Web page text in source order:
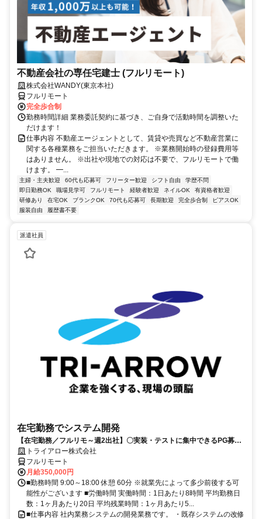
不動産会社の専任宅建士 (フルリモート)
株式会社WANDY(東京本社)
フルリモート
完全歩合制
勤務時間詳細 業務委託契約に基づき、ご自身で活動時間を調整いた
だけます！
仕事内容 不動産エージェントとして、賃貸や売買など不動産営業に
関する各種業務をご担当いただきます。 ※業務開始時の登録費用等
はありません。 ※出社や現地での対応は不要で、フルリモートで働
けます。 ━...
主婦・主夫歓迎 60代も応募可 フリーター歓迎 シフト自由
学歴不問
即日勤務OK
職場見学可 フルリモート 経験者歓迎 ネイルOK
有資格者歓迎
研修あり
在宅OK ブランクOK 70代も応募可 長期歓迎 完全歩合制
ピアスOK
服装自由
履歴書不要
派遣社員
在宅勤務でシステム開発
【在宅勤務／フルリモ～週2出社】〇実装・テストに集中できるPG募集
〇業務用端末貸与あり
トライアロー株式会社
フルリモート
月給350,000円
■勤務時間 9:00～18:00 休憩 60分 ※就業先によって多少前後する可
能性がございます ■労働時間 実働時間：1日あたり8時間 平均勤務日
数：1ヶ月あたり20日 平均残業時間：1ヶ月あたり5...
■仕事内容 社内業務システムの開発業務です。 ・既存システムの改修